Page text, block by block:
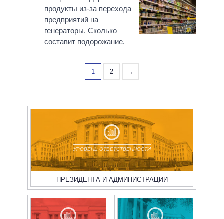
продукты из-за перехода
предприятий на
генераторы. Сколько
составит подорожание.
1 2 →
УРОВЕНЬ ОТВЕТСТВЕННОСТИ
ПРЕЗИДЕНТА И АДМИНИСТРАЦИИ